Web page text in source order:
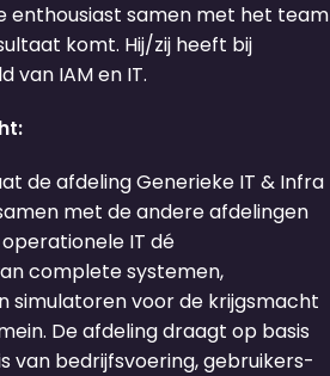
enthousiast samen met het team
komt. Hij/zij heeft bij
van IAM en IT.
de afdeling Generieke IT & Infra
met de andere afdelingen
IT dé
complete systemen,
simulatoren voor de krijgsmacht
De afdeling draagt op basis
van bedrijfsvoering, gebruikers-